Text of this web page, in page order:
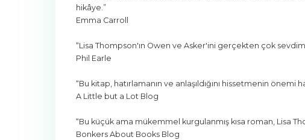
hikâye.”
Emma Carroll
“Lisa Thompson'ın Owen ve Asker'ini gerçekten çok
Phil Earle
“Bu kitap, hatırlamanın ve anlaşıldığını hissetmenin
A Little but a Lot Blog
“Bu küçük ama mükemmel kurgulanmış kısa roman, Lisa
Bonkers About Books Blog